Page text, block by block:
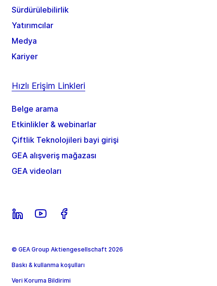
Sürdürülebilirlik
Yatırımcılar
Medya
Kariyer
Hızlı Erişim Linkleri
Belge arama
Etkinlikler & webinarlar
Çiftlik Teknolojileri bayi girişi
GEA alışveriş mağazası
GEA videoları
© GEA Group Aktiengesellschaft 2026
Baskı & kullanma koşulları
Veri Koruma Bildirimi